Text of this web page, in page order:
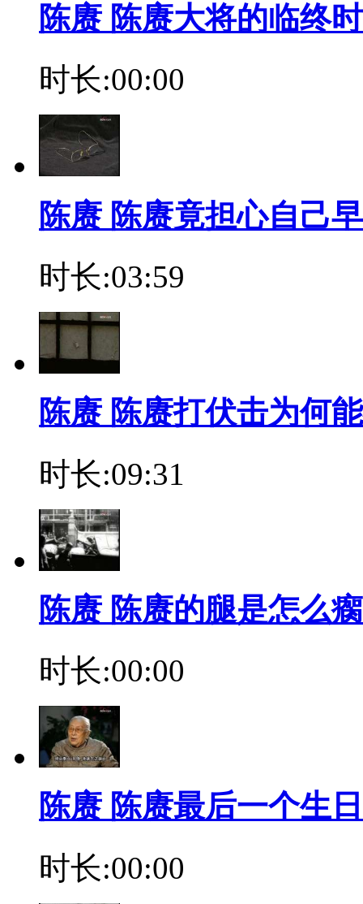
陈赓 陈赓大将的临终
时长:00:00
陈赓 陈赓竟担心自己
时长:03:59
陈赓 陈赓打伏击为何
时长:09:31
陈赓 陈赓的腿是怎么
时长:00:00
陈赓 陈赓最后一个生
时长:00:00